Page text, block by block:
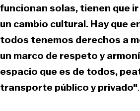
funcionan solas, tienen que
un cambio cultural. Hay que
todos tenemos derechos a
un marco de respeto y
espacio que es de todos,
transporte público y privado".